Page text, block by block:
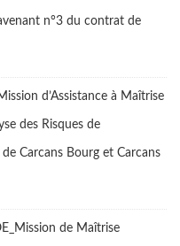
n°3 du contrat de
d’Assistance à Maîtrise
des Risques de
Carcans Bourg et Carcans
de Maîtrise